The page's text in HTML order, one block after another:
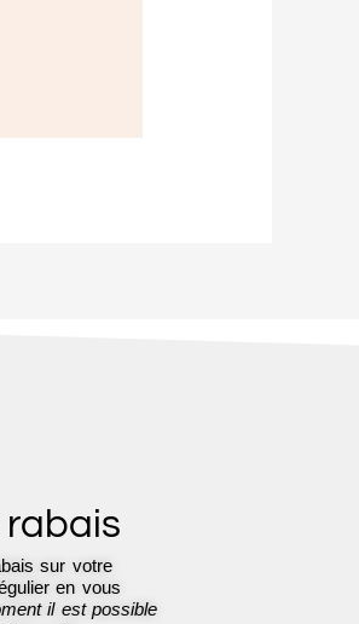
rabais
sur votre
en vous
il est possible